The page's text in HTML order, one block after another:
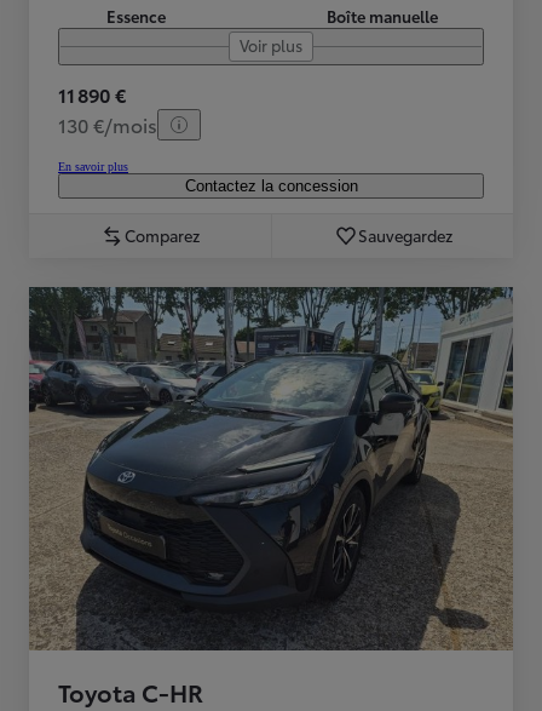
Essence
Boîte manuelle
Voir plus
11 890 €
130 €/mois
En savoir plus
Contactez la concession
Comparez Sauvegardez
Toyota C-HR